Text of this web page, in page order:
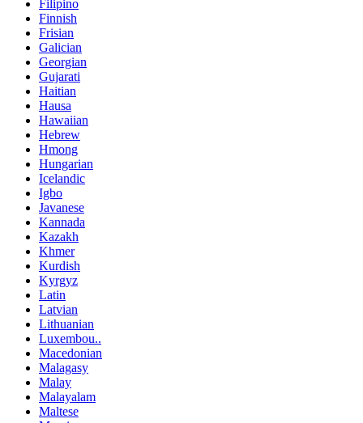
Filipino
Finnish
Frisian
Galician
Georgian
Gujarati
Haitian
Hausa
Hawaiian
Hebrew
Hmong
Hungarian
Icelandic
Igbo
Javanese
Kannada
Kazakh
Khmer
Kurdish
Kyrgyz
Latin
Latvian
Lithuanian
Luxembou..
Macedonian
Malagasy
Malay
Malayalam
Maltese